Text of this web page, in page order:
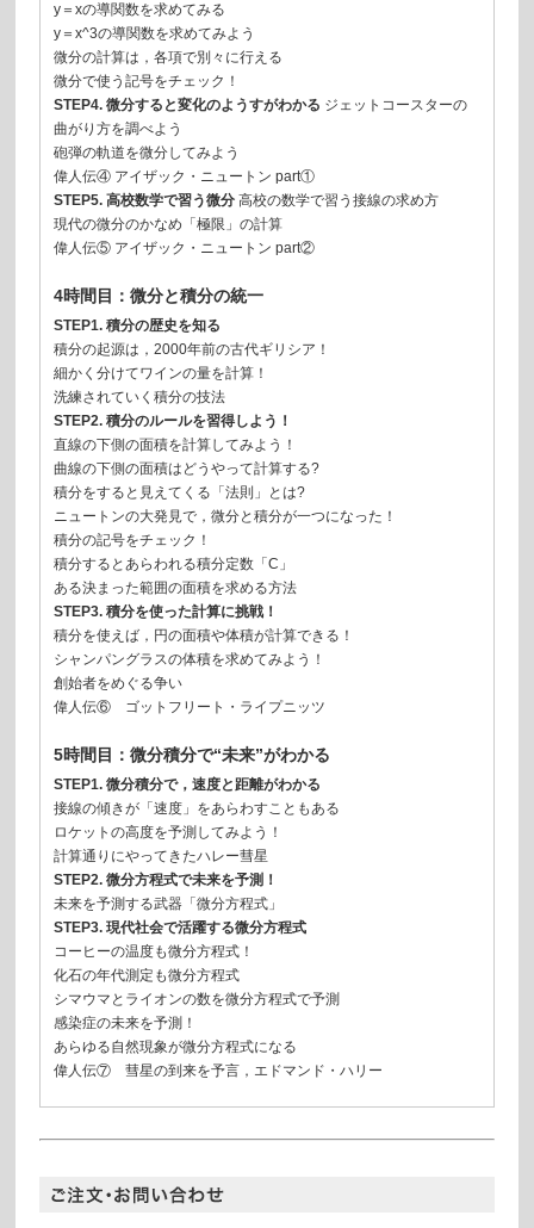
y＝xの導関数を求めてみる
y＝x^3の導関数を求めてみよう
微分の計算は，各項で別々に行える
微分で使う記号をチェック！
STEP4. 微分すると変化のようすがわかる ジェットコースターの
曲がり方を調べよう
砲弾の軌道を微分してみよう
偉人伝④ アイザック・ニュートン part①
STEP5. 高校数学で習う微分高校の数学で習う接線の求め方
現代の微分のかなめ「極限」の計算
偉人伝⑤ アイザック・ニュートン part②
4時間目：微分と積分の統一
STEP1. 積分の歴史を知る
積分の起源は，2000年前の古代ギリシア！
細かく分けてワインの量を計算！
洗練されていく積分の技法
STEP2. 積分のルールを習得しよう！
直線の下側の面積を計算してみよう！
曲線の下側の面積はどうやって計算する?
積分をすると見えてくる「法則」とは?
ニュートンの大発見で，微分と積分が一つになった！
積分の記号をチェック！
積分するとあらわれる積分定数「C」
ある決まった範囲の面積を求める方法
STEP3. 積分を使った計算に挑戦！
積分を使えば，円の面積や体積が計算できる！
シャンパングラスの体積を求めてみよう！
創始者をめぐる争い
偉人伝⑥ ゴットフリート・ライプニッツ
5時間目：微分積分で“未来”がわかる
STEP1. 微分積分で，速度と距離がわかる
接線の傾きが「速度」をあらわすこともある
ロケットの高度を予測してみよう！
計算通りにやってきたハレー彗星
STEP2. 微分方程式で未来を予測！
未来を予測する武器「微分方程式」
STEP3. 現代社会で活躍する微分方程式
コーヒーの温度も微分方程式！
化石の年代測定も微分方程式
シマウマとライオンの数を微分方程式で予測
感染症の未来を予測！
あらゆる自然現象が微分方程式になる
偉人伝⑦ 彗星の到来を予言，エドマンド・ハリー